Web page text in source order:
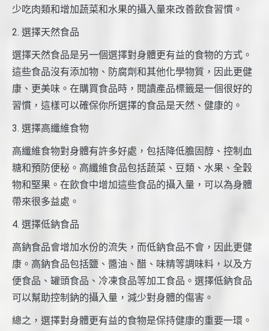
少吃肉類和增加蔬菜和水果的攝入量來改善飲食習慣。
2. 選擇天然食品
選擇天然食品是另一個選擇對身體更有益的食物的方式。
這些食品沒有添加物、防腐劑和其他化學物質，因此更健
康、更美味。在購買食品時，閱讀產品標籤是一個很好的
習慣，這樣可以確保你所選擇的食品是天然、健康的。
3. 選擇高纖維食物
高纖維食物對身體有許多好處，包括降低膽固醇、控制血
糖和預防便秘。高纖維食品包括蔬菜、豆類、水果、全穀
物和堅果。在飲食中增加這些食品的攝入量，可以為身體
帶來很多益處。
4. 選擇低鈉食品
高鈉食品會增加水份的流失，而低鈉食品不會，因此更健
康。高鈉食品包括鹽、醬油、醋、味精等調味料，以及方
便食品、罐頭食品、冷凍食品等加工食品。選擇低鈉食品
可以幫助控制鈉的攝入量，減少對身體的傷害。
總之，選擇對身體更有益的食物是保持健康的重要一環。